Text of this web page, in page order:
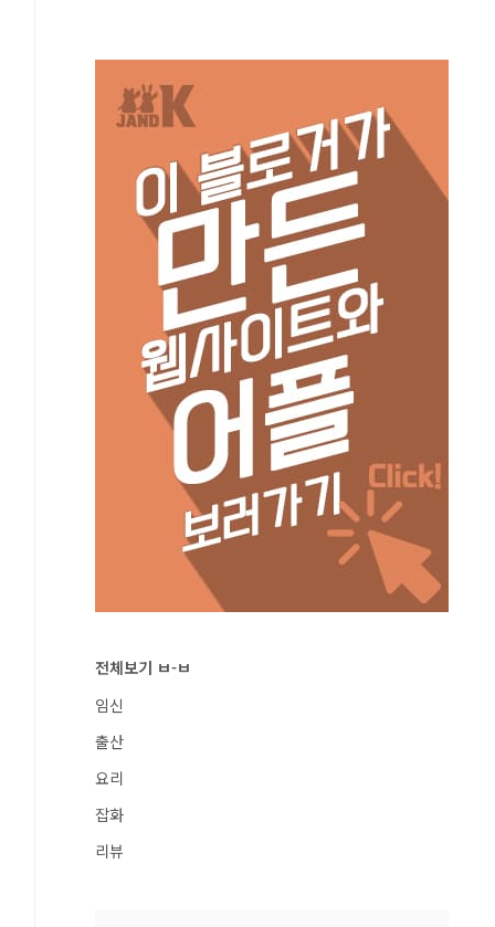
전체보기 ㅂ-ㅂ
임신
출산
요리
잡화
리뷰